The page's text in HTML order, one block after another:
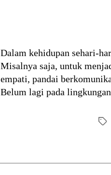
Dalam kehidupan sehari-
Misalnya saja, untuk
empati, pandai
Belum lagi pada
Tags